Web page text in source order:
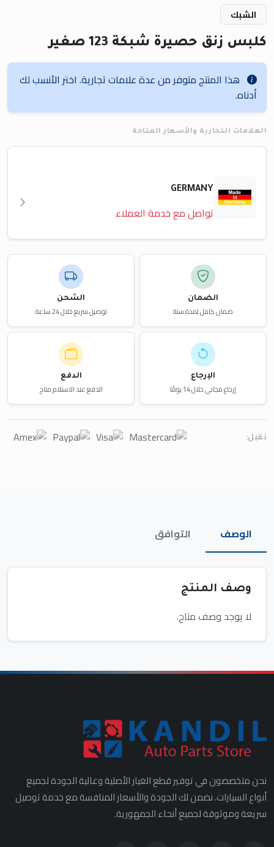
الشبك
كلبس زنق حصيرة شبكة 123 صغير
هذا المنتج متوفر من عدة علامات تجارية. اختر الأنسب لك
أدناه.
العلامات التجارية والأسعار المتاحة
GERMANY
تواصل مع خدمة العملاء
الضمان
ضمان كامل لمدة سنة
الشحن
توصيل سريع خلال 24 ساعة
الإرجاع
إرجاع مجاني خلال 14 يومًا
الدفع
الدفع عند الاستلام متاح
نقبل:
الوصف التوافق
وصف المنتج
لا يوجد وصف متاح.
نحن متخصصون في توفير قطع الغيار الأصلية وعالية الجودة لجميع
أنواع السيارات. نضمن لك الجودة والأسعار المنافسة مع خدمة توصيل
سريعة وموثوقة لجميع أنحاء الجمهورية.